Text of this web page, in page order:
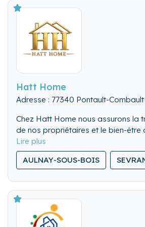
Hatt Home
Adresse : 77340 Pontault-Combault
Chez Hatt Home nous assurons la
de nos propriétaires et le bien-être
locataires, en offrant un service sur
qualité, pour l'entretien et
résidence secondaire.
AULNAY-SOUS-BOIS